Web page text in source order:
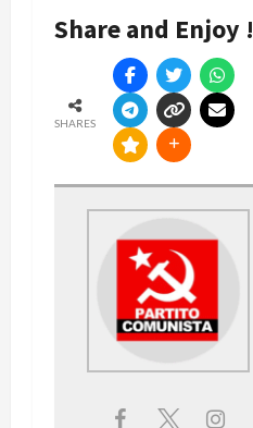
Share and Enjoy !
SHARES